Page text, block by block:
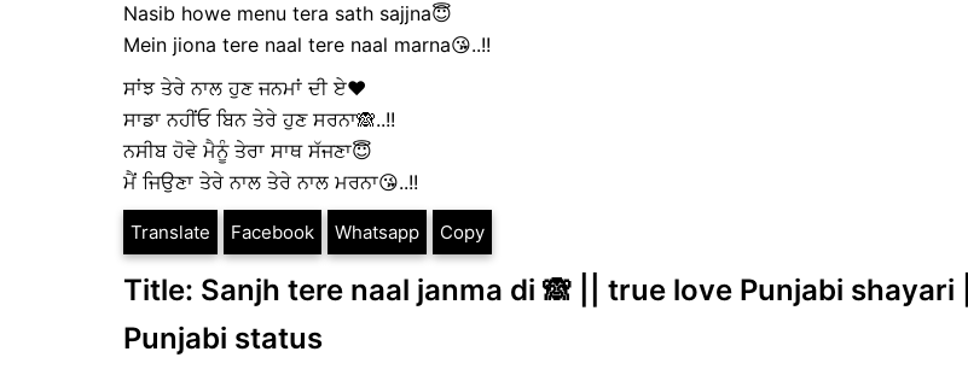
Nasib howe menu tera sath sajjna😇
Mein jiona tere naal tere naal marna😘..!!
ਸਾਂਝ ਤੇਰੇ ਨਾਲ ਹੁਣ ਜਨਮਾਂ ਦੀ ਏ❤️
ਸਾਡਾ ਨਹੀਂਓ ਬਿਨ ਤੇਰੇ ਹੁਣ ਸਰਨਾ🙈..!!
ਨਸੀਬ ਹੋਵੇ ਮੈਨੂੰ ਤੇਰਾ ਸਾਥ ਸੱਜਣਾ😇
ਮੈਂ ਜਿਉਣਾ ਤੇਰੇ ਨਾਲ ਤੇਰੇ ਨਾਲ ਮਰਨਾ😘..!!
Translate Facebook Whatsapp Copy
Title: Sanjh tere naal janma di 🙈 || true love Punjabi shayari ||
Punjabi status